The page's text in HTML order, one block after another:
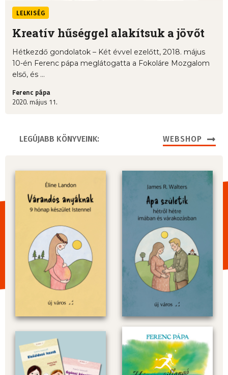
LELKISÉG
Kreatív hűséggel alakítsuk a jövőt
Hétkezdő gondolatok – Két évvel ezelőtt, 2018. május
10-én Ferenc pápa meglátogatta a Fokoláre Mozgalom
első, és ...
Ferenc pápa
2020. május 11.
LEGÚJABB KÖNYVEINK: WEBSHOP